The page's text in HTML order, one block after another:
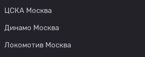
ЦСКА Москва
Динамо Москва
Локомотив Москва